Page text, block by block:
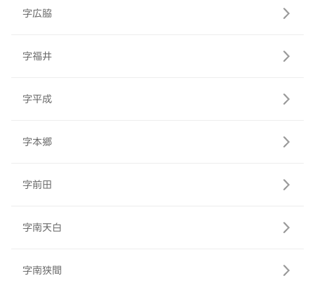
字広脇
字福井
字平成
字本郷
字前田
字南天白
字南狭間